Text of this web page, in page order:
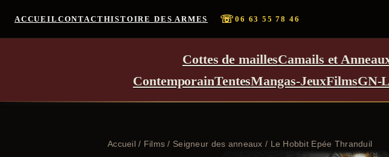
ACCUEIL CONTACTHISTOIRE DES ARMES ☏06 63 55 78 46
Cottes de maillesCamails et
ContemporainTentesMangas-JeuxFilmsGN-
Accueil/ Films / Seigneur des anneaux / Le Hobbit Epée Thranduil